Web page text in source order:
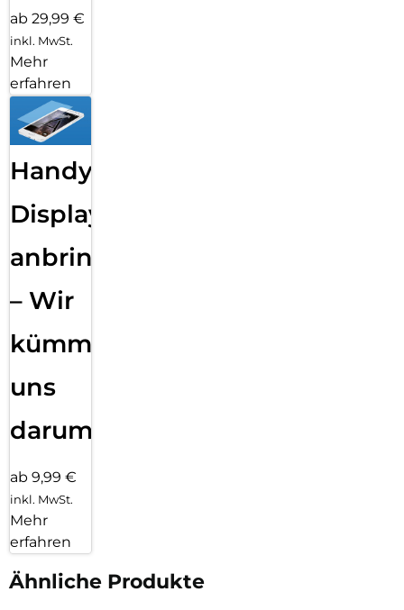
ab 29,99 €
inkl. MwSt.
Mehr
erfahren
Handy
Displayfolie
anbringen
– Wir
kümmern
uns
darum!
ab 9,99 €
inkl. MwSt.
Mehr
erfahren
Ähnliche Produkte